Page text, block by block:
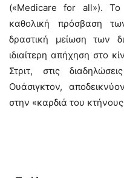
(«Medicare for all»).
καθολική πρόσβαση
δραστική μείωση των
ιδιαίτερη απήχηση στο
Στριτ, στις
Ουάσιγκτον,
στην «καρδιά του